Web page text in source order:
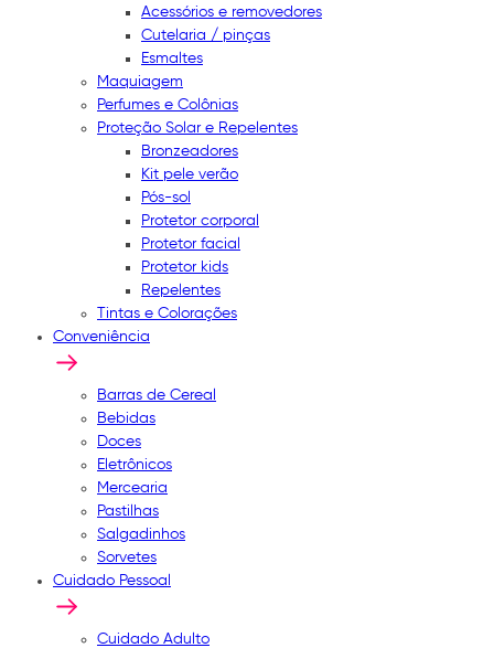
Acessórios e removedores
Cutelaria / pinças
Esmaltes
Maquiagem
Perfumes e Colônias
Proteção Solar e Repelentes
Bronzeadores
Kit pele verão
Pós-sol
Protetor corporal
Protetor facial
Protetor kids
Repelentes
Tintas e Colorações
Conveniência
Barras de Cereal
Bebidas
Doces
Eletrônicos
Mercearia
Pastilhas
Salgadinhos
Sorvetes
Cuidado Pessoal
Cuidado Adulto